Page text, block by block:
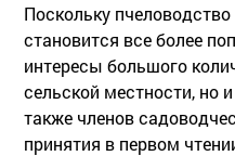
Поскольку
становится все более
интересы большого
сельской местности, но
также членов
принятия в первом